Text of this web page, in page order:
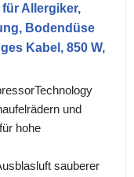
Allergiker,
Bodendüse
Kabel, 850 W,
und
hohe
sauberer